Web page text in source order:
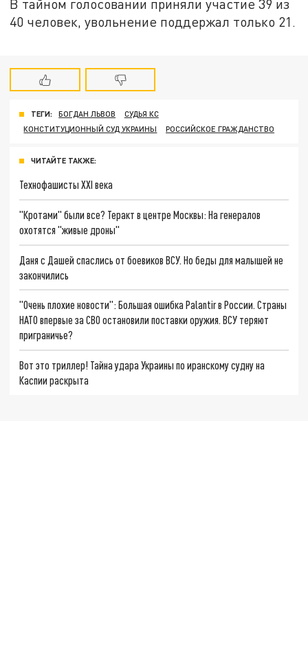
В тайном голосовании приняли участие 39 из
40 человек, увольнение поддержал только 21.
ТЕГИ: БОГДАН ЛЬВОВ
СУДЬЯ КС
КОНСТИТУЦИОННЫЙ СУД УКРАИНЫ
РОССИЙСКОЕ ГРАЖДАНСТВО
ЧИТАЙТЕ ТАКЖЕ:
Технофашисты XXI века
"Кротами" были все? Теракт в центре Москвы: На генералов
охотятся "живые дроны"
Даня с Дашей спаслись от боевиков ВСУ. Но беды для малышей не
закончились
"Очень плохие новости": Большая ошибка Palantir в России. Страны
НАТО впервые за СВО остановили поставки оружия. ВСУ теряют
приграничье?
Вот это триллер! Тайна удара Украины по иранскому судну на
Каспии раскрыта